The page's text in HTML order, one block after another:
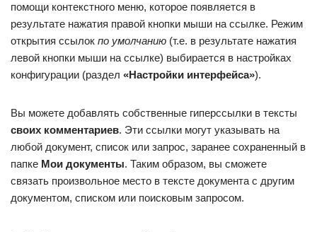
помощи контекстного меню, которое появляется в
результате нажатия правой кнопки мыши на ссылке. Режим
открытия ссылок по умолчанию (т.е. в результате нажатия
левой кнопки мыши на ссылке) выбирается в настройках
конфигурации (раздел «Настройки интерфейса»).
Вы можете добавлять собственные гиперссылки в тексты
своих комментариев. Эти ссылки могут указывать на
любой документ, список или запрос, заранее сохраненный в
папке Мои документы. Таким образом, вы сможете
связать произвольное место в тексте документа с другим
документом, списком или поисковым запросом.